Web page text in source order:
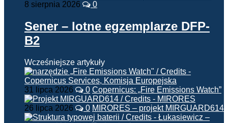
8 sierpnia 2026 0
Sener – lotne egzemplarze DFP-
B2
Wcześniejsze artykuły
31 lipca 2026 0 Copernicus: „Fire Emissions Watch”
26 lipca 2026 0 MIRORES – projekt MIRGUARD614